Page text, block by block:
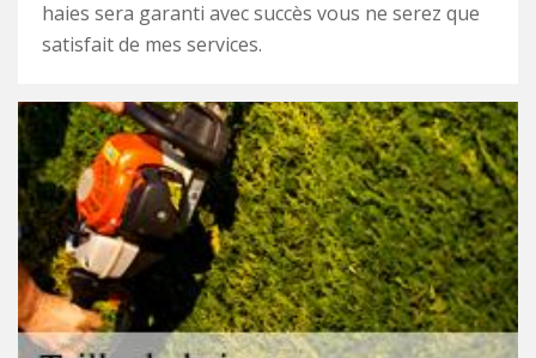
haies sera garanti avec succès vous ne serez que
satisfait de mes services.